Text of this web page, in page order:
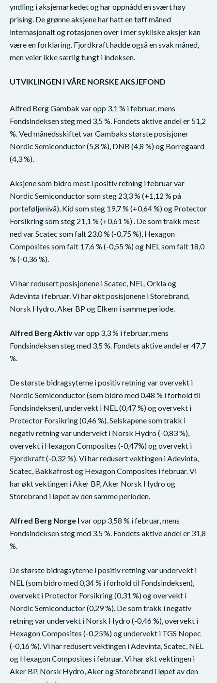
yndling i aksjemarkedet og har oppnådd en svært høy
prising. De grønne aksjene har hatt en tøff måned
internasjonalt og rotasjonen over i mer sykliske aksjer kan
være en forklaring. Fjordkraft hadde også en svak måned,
men veier ikke særlig tungt i indeksen.
UTVIKLINGEN I VÅRE NORSKE AKSJEFOND
Alfred Berg Gambak var opp 3,1 % i februar, mens
Fondsindeksen steg med 3,5 %. Fondets aktive andel er 51,2
%. Ved månedsskiftet var Gambaks største posisjoner
Nordic Semiconductor (5,8 %), DNB (4,8 %) og Borregaard
(4,3 %).
Aksjene som bidro mest i positiv retning i februar var
Nordic Semiconductor som steg 23,3 % (+1,12 % på
porteføljenivå), Kid som steg 19,7 % (+0,64 %) og Protector
Forsikring som steg 21,1 % (+0,61 %) . De som trakk mest
ned var Scatec som falt 23,0 % (-0,75 %), Hexagon
Composites som falt 17,6 % (-0,55 %) og NEL som falt 18,0
% (-0,36 %).
Vi har redusert posisjonene i Scatec, NEL, Orkla og
Adevinta i februar. Vi har økt posisjonene i Storebrand,
Norsk Hydro, Aker BP og Elkem i samme periode.
Alfred Berg Aktivvar opp 3,3 % i februar, mens
Fondsindeksen steg med 3,5 %. Fondets aktive andel er 47,7
%.
De største bidragsyterne i positiv retning var overvekt i
Nordic Semiconductor (som bidro med 0,48 % i forhold til
Fondsindeksen), undervekt i NEL (0,47 %) og overvekt i
Protector Forsikring (0,46 %). Selskapene som trakk i
negativ retning var undervekt i Norsk Hydro (-0,83 %),
overvekt i Hexagon Composites (-0,47%) og overvekt i
Fjordkraft (-0,32 %). Vi har redusert vektingen i Adevinta,
Scatec, Bakkafrost og Hexagon Composites i februar. Vi
har økt vektingen i Aker BP, Aker Norsk Hydro og
Storebrand i løpet av den samme perioden.
Alfred Berg Norge I var opp 3,58 % i februar, mens
Fondsindeksen steg med 3,5 %. Fondets aktive andel er 31,8
%.
De største bidragsyterne i positiv retning var undervekt i
NEL (som bidro med 0,34 % i forhold til Fondsindeksen),
overvekt i Protector Forsikring (0,31 %) og overvekt i
Nordic Semiconductor (0,29 %). De som trakk i negativ
retning var undervekt i Norsk Hydro (-0,46 %), overvekt i
Hexagon Composites (-0,25%) og undervekt i TGS Nopec
(-0,16 %). Vi har redusert vektingen i Adevinta, Scatec, NEL
og Hexagon Composites i februar. Vi har økt vektingen i
Aker BP, Norsk Hydro, Aker og Storebrand i løpet av den